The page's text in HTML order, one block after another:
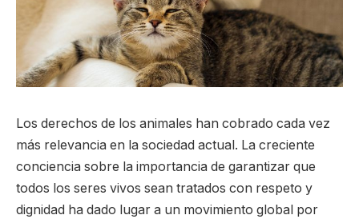
Los derechos de los animales han cobrado cada vez
más relevancia en la sociedad actual. La creciente
conciencia sobre la importancia de garantizar que
todos los seres vivos sean tratados con respeto y
dignidad ha dado lugar a un movimiento global por